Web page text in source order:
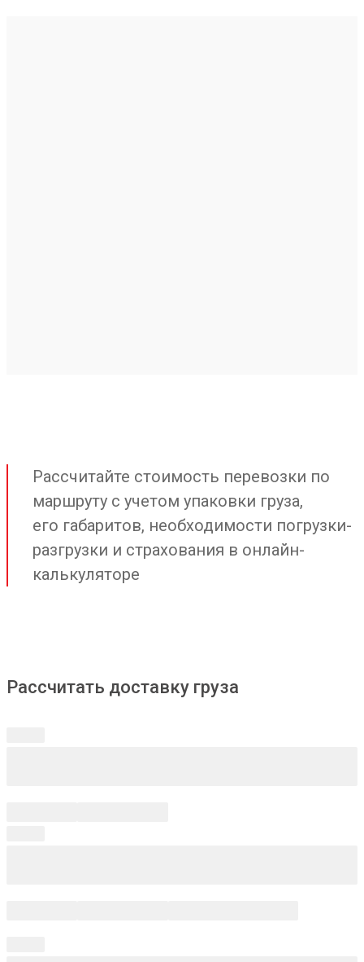
Рассчитайте стоимость перевозки по
маршруту с учетом упаковки груза,
его габаритов, необходимости погрузки-
разгрузки и страхования в онлайн-
калькуляторе
Рассчитать доставку груза